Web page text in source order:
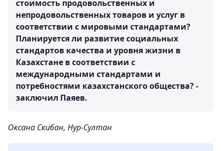
стоимость продовольственных и
непродовольственных товаров и услуг в
соответствии с мировыми стандартами?
Планируется ли развитие социальных
стандартов качества и уровня жизни в
Казахстане в соответствии с
международными стандартами и
потребностями казахстанского общества? -
заключил Паяев.
Оксана Скибан, Нур-Султан